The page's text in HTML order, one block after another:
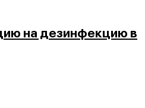
на дезинфекцию в